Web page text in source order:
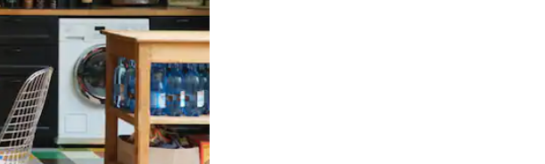
teclado ou tocando e deslizando o dedo na tela.